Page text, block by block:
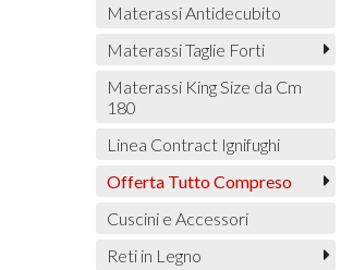
Materassi Antidecubito
Materassi Taglie Forti
Materassi King Size da Cm
180
Linea Contract Ignifughi
Offerta Tutto Compreso
Cuscini e Accessori
Reti in Legno